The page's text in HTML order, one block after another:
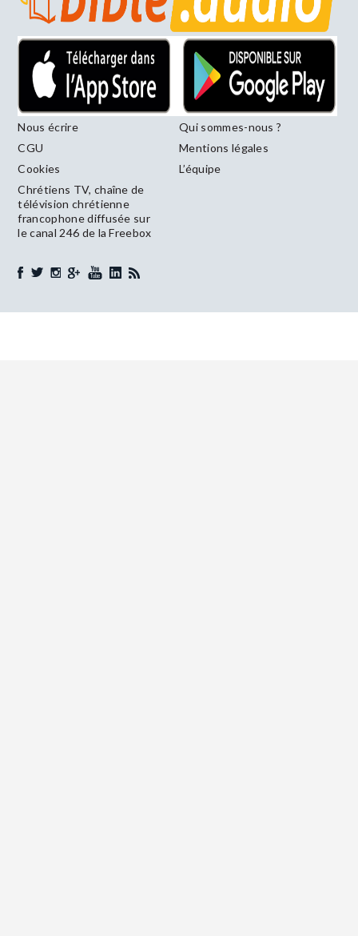
Nous écrire
Qui sommes-nous ?
CGU
Mentions légales
Cookies
L’équipe
Chrétiens TV, chaîne de
télévision chrétienne
francophone diffusée sur
le canal 246 de la Freebox